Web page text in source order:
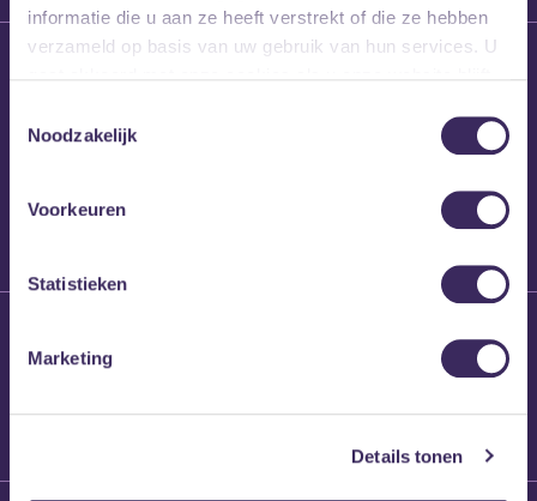
informatie die u aan ze heeft verstrekt of die ze hebben
verzameld op basis van uw gebruik van hun services. U
Noodzakelijk
Voorkeuren
Statistieken
Marketing
Details tonen
26 maart 2026
Brennt Vanneste